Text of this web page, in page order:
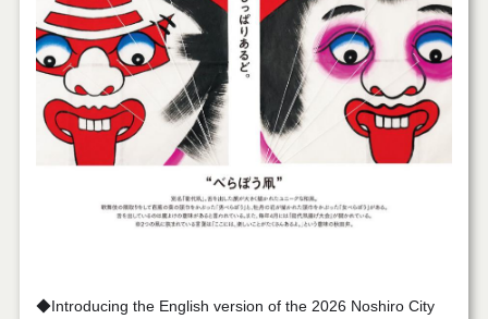
◆Introducing the English version of the 2026 Noshiro City